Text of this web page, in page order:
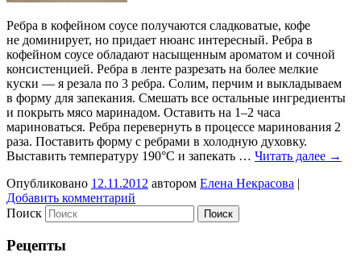
Ребра в кофейном соусе получаются сладковатые, кофе
не доминирует, но придает нюанс интересный. Ребра в
кофейном соусе обладают насыщенным ароматом и сочной
консистенцией. Ребра в ленте разрезать на более мелкие
куски — я резала по 3 ребра. Солим, перчим и выкладываем
в форму для запекания. Смешать все остальные ингредиенты
и покрыть мясо маринадом. Оставить на 1–2 часа
мариноваться. Ребра перевернуть в процессе маринования 2
раза. Поставить форму с ребрами в холодную духовку.
Выставить температуру 190°С и запекать … Читать далее →
Опубликовано 12.11.2012 автором Елена Некрасова |
Добавить комментарий
Поиск
Рецепты